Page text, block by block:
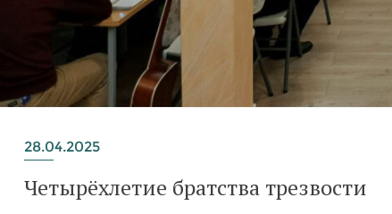
28.04.2025
Четырёхлетие братства трезвости